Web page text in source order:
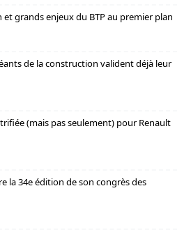
et grands enjeux du BTP au premier plan
de la construction valident déjà leur
(mais pas seulement) pour Renault
la 34e édition de son congrès des